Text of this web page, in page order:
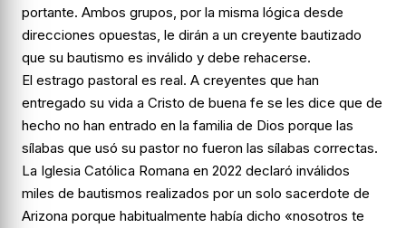
portante. Ambos grupos, por la misma lógica desde
direcciones opuestas, le dirán a un creyente bautizado
que su bautismo es inválido y debe rehacerse.
El estrago pastoral es real. A creyentes que han
entregado su vida a Cristo de buena fe se les dice que de
hecho no han entrado en la familia de Dios porque las
sílabas que usó su pastor no fueron las sílabas correctas.
La Iglesia Católica Romana en 2022 declaró inválidos
miles de bautismos realizados por un solo sacerdote de
Arizona porque habitualmente había dicho «nosotros te